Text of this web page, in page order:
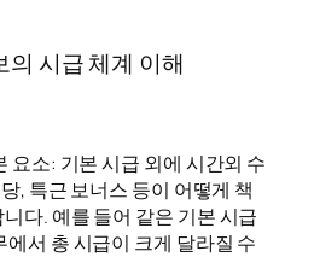
시급 체계 이해
요소: 기본 시급 외에 시간외 수
, 특근 보너스 등이 어떻게 책
다. 예를 들어 같은 기본 시급
에서 총 시급이 크게 달라질 수